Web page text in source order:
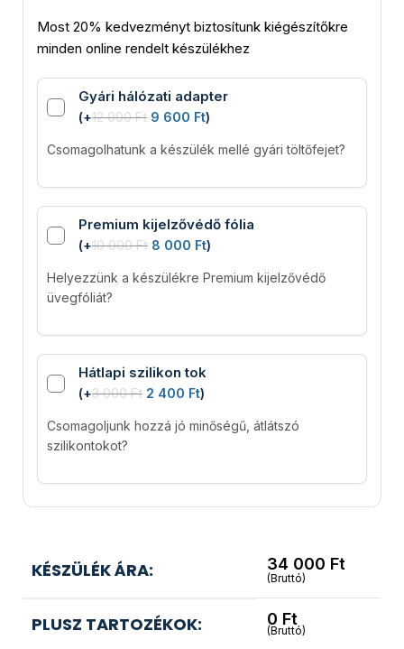
Most 20% kedvezményt biztosítunk kiégészítőkre
minden online rendelt készülékhez
Gyári hálózati adapter
(+12 000Ft 9 600 Ft)
Csomagolhatunk a készülék mellé gyári töltőfejet?
Premium kijelzővédő fólia
(+10 000Ft 8 000 Ft)
Helyezzünk a készülékre Premium kijelzővédő
üvegfóliát?
Hátlapi szilikon tok
(+3 000Ft 2 400 Ft)
Csomagoljunk hozzá jó minőségű, átlátszó
szilikontokot?
KÉSZÜLÉK ÁRA: 34 000 Ft
(Bruttó)
PLUSZ TARTOZÉKOK: 0 Ft
(Bruttó)